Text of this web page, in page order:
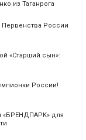
из Таганрога
Первенства России
«Старший сын»:
России!
«БРЕНДПАРК» для